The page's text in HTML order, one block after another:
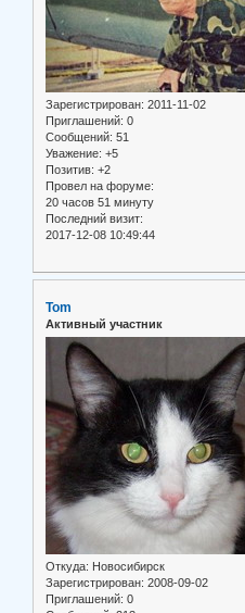
Зарегистрирован: 2011-11-02
Приглашений: 0
Сообщений: 51
Уважение: +5
Позитив: +2
Провел на форуме:
20 часов 51 минуту
Последний визит:
2017-12-08 10:49:44
Tom
Активный участник
Откуда: Новосибирск
Зарегистрирован: 2008-09-02
Приглашений: 0